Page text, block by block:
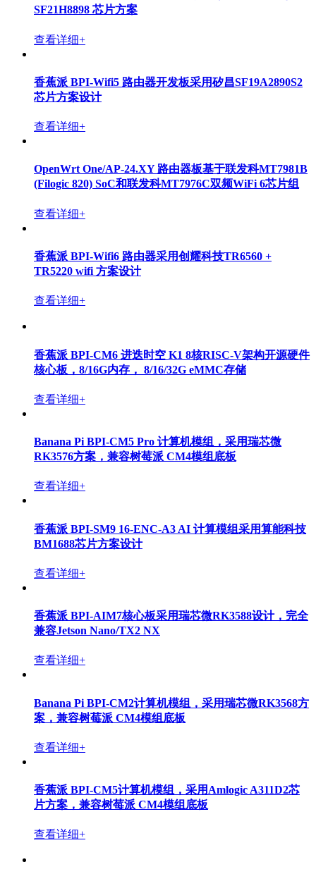
SF21H8898 芯片方案
查看详细+
香蕉派 BPI-Wifi5 路由器开发板采用矽昌SF19A2890S2
芯片方案设计
查看详细+
OpenWrt One/AP-24.XY 路由器板基于联发科MT7981B
(Filogic 820) SoC和联发科MT7976C双频WiFi 6芯片组
查看详细+
香蕉派 BPI-Wifi6 路由器采用创耀科技TR6560 +
TR5220 wifi 方案设计
查看详细+
香蕉派 BPI-CM6 进迭时空 K1 8核RISC-V架构开源硬件
核心板，8/16G内存， 8/16/32G eMMC存储
查看详细+
Banana Pi BPI-CM5 Pro 计算机模组，采用瑞芯微
RK3576方案，兼容树莓派 CM4模组底板
查看详细+
香蕉派 BPI-SM9 16-ENC-A3 AI 计算模组采用算能科技
BM1688芯片方案设计
查看详细+
香蕉派 BPI-AIM7核心板采用瑞芯微RK3588设计，完全
兼容Jetson Nano/TX2 NX
查看详细+
Banana Pi BPI-CM2计算机模组，采用瑞芯微RK3568方
案，兼容树莓派 CM4模组底板
查看详细+
香蕉派 BPI-CM5计算机模组，采用Amlogic A311D2芯
片方案，兼容树莓派 CM4模组底板
查看详细+